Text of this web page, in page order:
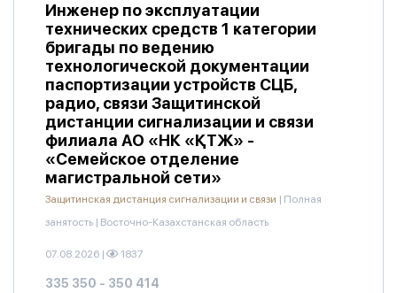
Инженер по эксплуатации
технических средств 1 категории
бригады по ведению
технологической документации
паспортизации устройств СЦБ,
радио, связи Защитинской
дистанции сигнализации и связи
филиала АО «НК «ҚТЖ» -
«Семейское отделение
магистральной сети»
Защитинская дистанция сигнализации и связи | Полная
занятость | Восточно-Казахстанская область
07.08.2026 | 1837
335 350 - 350 414